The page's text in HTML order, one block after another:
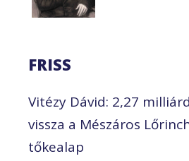
FRISS
Vitézy Dávid: 2,27
vissza a Mészáros
tőkealap